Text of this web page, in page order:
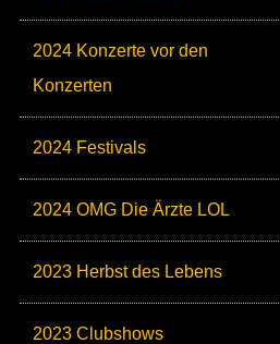
2024 Konzerte vor den
Konzerten
2024 Festivals
2024 OMG Die Ärzte LOL
2023 Herbst des Lebens
2023 Clubshows